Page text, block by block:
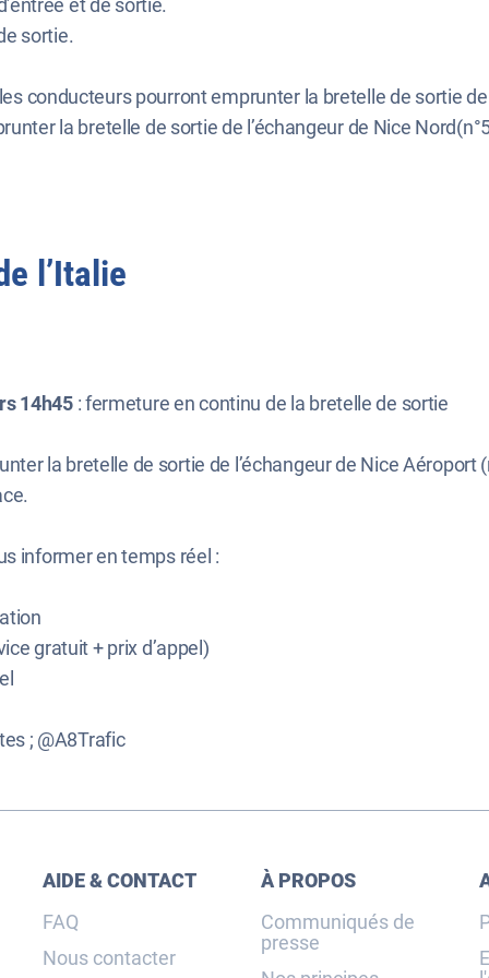
et de sortie.
sortie.
conducteurs pourront emprunter la bretelle de sortie
la bretelle de sortie de l’échangeur de Nice
l’Italie
14h45: fermeture en continu de la bretelle de sortie
la bretelle de sortie de l’échangeur de Nice Aéroport
informer en temps réel :
gratuit + prix d’appel)
; @A8Trafic
AIDE & CONTACT
FAQ
Nous contacter
À PROPOS
Communiqués de
presse